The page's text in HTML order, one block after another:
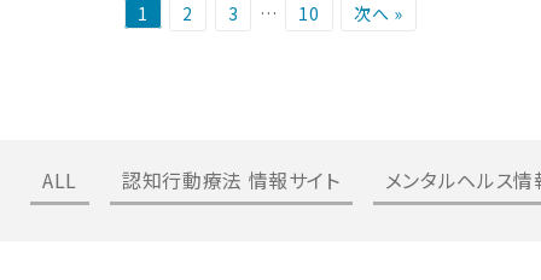
1 2 3 … 10 次へ »
ALL 認知行動療法 情報サイト メンタルヘルス